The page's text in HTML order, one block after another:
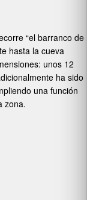
“el barranco de
hasta la cueva
unos 12
ha sido
una función
zona.